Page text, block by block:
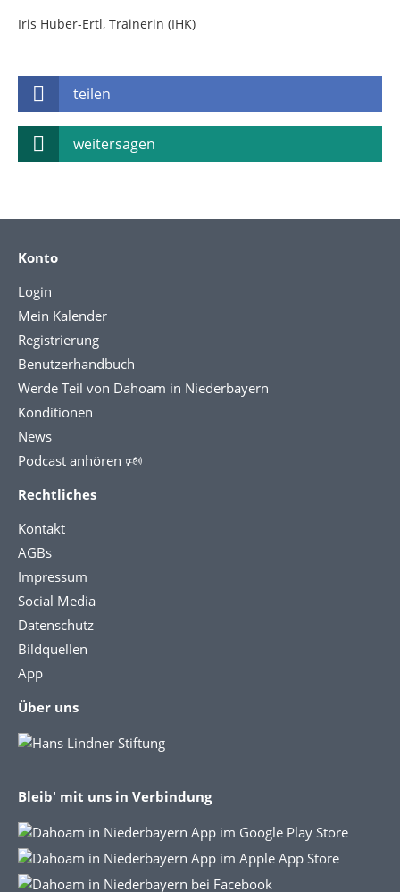
Iris Huber-Ertl, Trainerin (IHK)
teilen
weitersagen
Konto
Login
Mein Kalender
Registrierung
Benutzerhandbuch
Werde Teil von Dahoam in Niederbayern
Konditionen
News
Podcast anhören 🕬
Rechtliches
Kontakt
AGBs
Impressum
Social Media
Datenschutz
Bildquellen
App
Über uns
Bleib' mit uns in Verbindung